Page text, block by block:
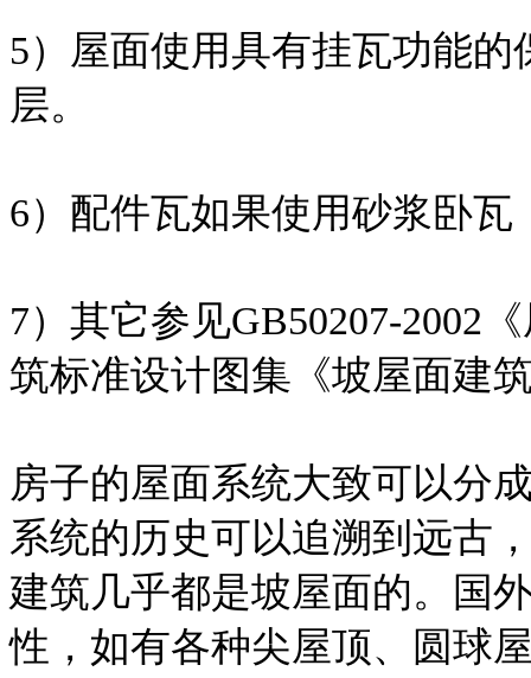
5）屋面使用具有挂瓦功能
层。
6）配件瓦如果使用砂浆卧
7）其它参见GB50207-2002
筑标准设计图集《坡屋面建
房子的屋面系统大致可以分
系统的历史可以追溯到远古
建筑几乎都是坡屋面的。国
性，如有各种尖屋顶、圆球